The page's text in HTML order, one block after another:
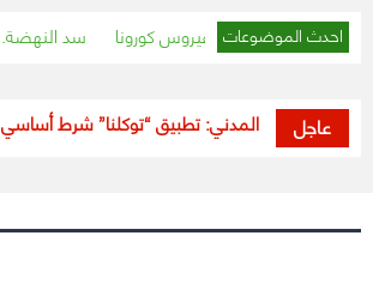
احدث الموضوعات سد النهضة.. الصحة الهندي بفيروس كورونا
عاجل
الطيران المدني: تطبيق “توكلنا” شرط أساسي